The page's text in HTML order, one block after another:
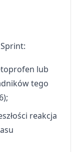
lub
tego
reakcja